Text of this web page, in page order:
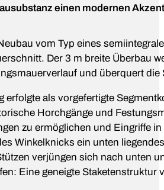
einen modernen
vom Typ eines
Der 3 m breite Überbau
und überquert
erfolgte als vorgefertigte
Horchgänge und
zu ermöglichen und Eingriffe
Winkelknicks ein unten
verjüngen sich nach unten
Eine geneigte